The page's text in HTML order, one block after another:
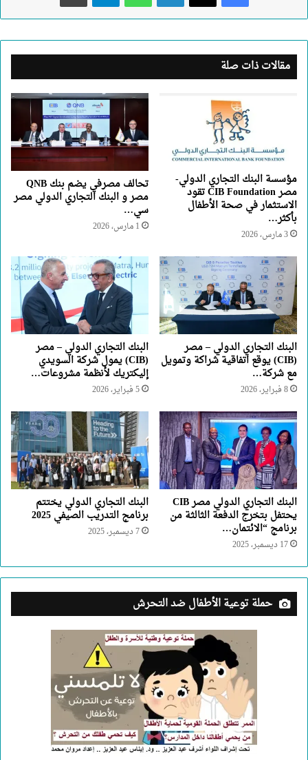
مقالات ذات صلة
مؤسسة البنك التجاري الدولي-
مصر CIB Foundation تقود
الاستثمار في صحة الأطفال
بأكثر…
3 مارس، 2026
تحالف مصرفي يضم بنك QNB
مصر و البنك التجاري الدولي مصر
سي…
1 مارس، 2026
البنك التجاري الدولي – مصر
(CIB) يوقع اتفاقية شراكة وتمويل
مع شركة…
8 فبراير، 2026
البنك التجاري الدولي – مصر
(CIB) يمول شركة السويدي
إليكتريك لأنظمة مشروعات…
5 فبراير، 2026
البنك التجاري الدولي مصر CIB
يحتفل بتخرج الدفعة الثالثة من
برنامج “الائتمان…
17 ديسمبر، 2025
البنك التجاري الدولي يختتم
برنامج التدريب الصيفي 2025
7 ديسمبر، 2025
حملة توعية الأطفال ضد التحرش